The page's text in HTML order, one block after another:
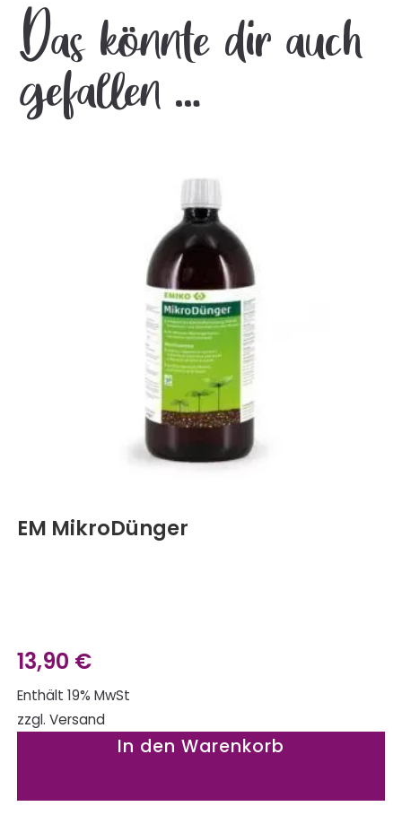
Das könnte dir auch
gefallen …
EM MikroDünger
13,90 €
Enthält 19% MwSt
zzgl. Versand
In den Warenkorb